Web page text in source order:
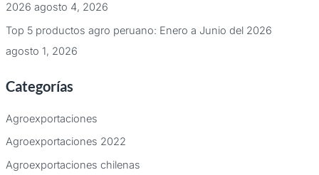
2026 agosto 4, 2026
Top 5 productos agro peruano: Enero a Junio del 2026
agosto 1, 2026
Categorías
Agroexportaciones
Agroexportaciones 2022
Agroexportaciones chilenas